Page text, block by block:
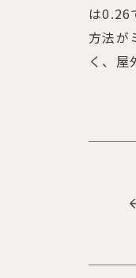
は0.26
方法が
く、屋